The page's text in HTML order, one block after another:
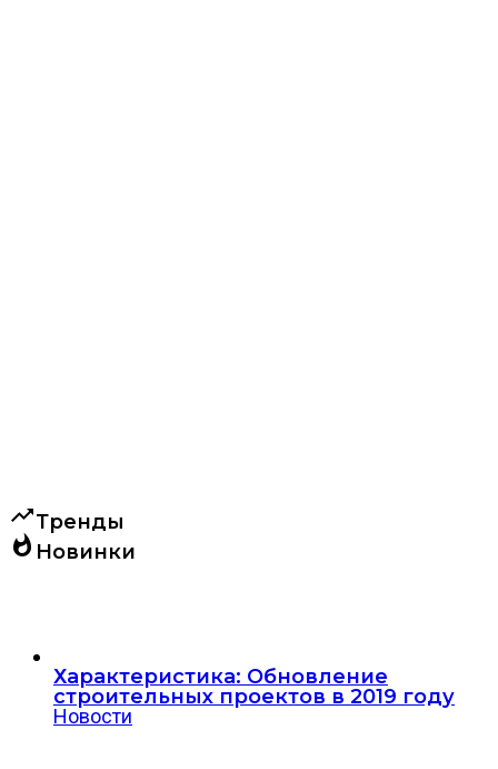
trending_upТренды
whatshot Новинки
Характеристика: Обновление
строительных проектов в 2019 году
Новости